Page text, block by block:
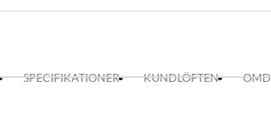
har en diameter på 40 cm. Det finns möjlighet att
är specialbeställning och leveranstiden är 2-4
SPECIFIKATIONER KUNDLÖFTEN